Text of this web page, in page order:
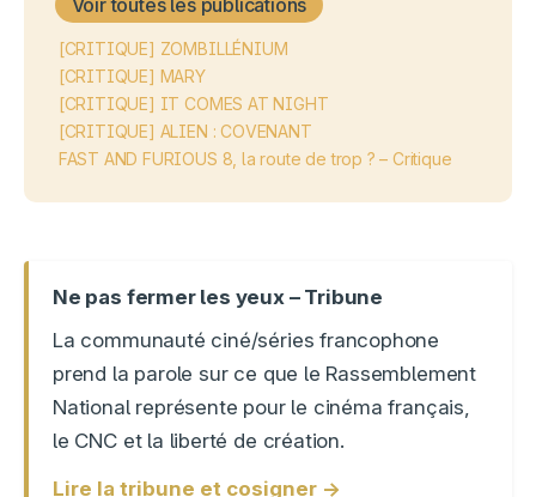
[CRITIQUE] ZOMBILLÉNIUM
[CRITIQUE] MARY
[CRITIQUE] IT COMES AT NIGHT
[CRITIQUE] ALIEN : COVENANT
FAST AND FURIOUS 8, la route de trop ? – Critique
Ne pas fermer les yeux – Tribune
La communauté ciné/séries francophone
prend la parole sur ce que le Rassemblement
National représente pour le cinéma français,
le CNC et la liberté de création.
Lire la tribune et cosigner →